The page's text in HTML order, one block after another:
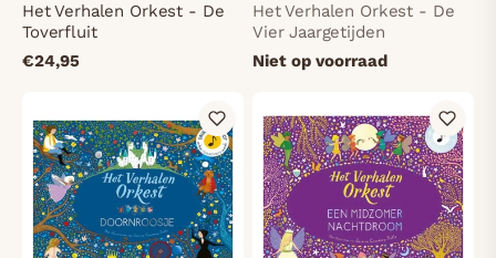
Het Verhalen Orkest - De
Toverfluit
€24,95
Het Verhalen Orkest - De
Vier Jaargetijden
Niet op voorraad